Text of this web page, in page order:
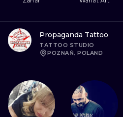
Propaganda Tattoo
TATTOO STUDIO
POZNAŃ, POLAND